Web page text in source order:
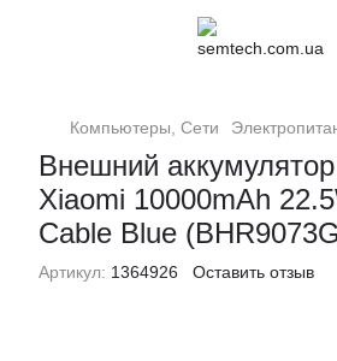
Компьютеры, Сети
Внешний
Xiaomi 10000mAh
Cable Blue
Артикул: 1364926 Оставить отзыв